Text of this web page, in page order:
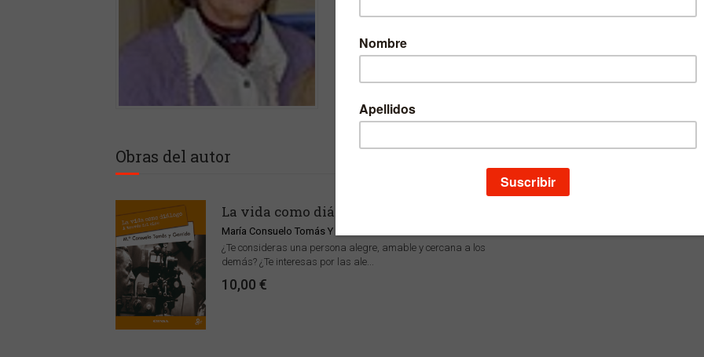
Obras del autor
La vida como diálogo a través del cine
María Consuelo Tomás Y Garrido
¿Te consideras una persona alegre, amable y cercana a los
demás? ¿Te interesas por las ale...
10,00 €